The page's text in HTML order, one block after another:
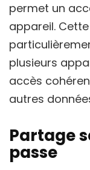
permet un
appareil.
plusieurs
accès
autres
Partage
passe